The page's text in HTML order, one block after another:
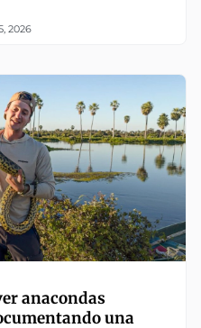
2026
anacondas
una